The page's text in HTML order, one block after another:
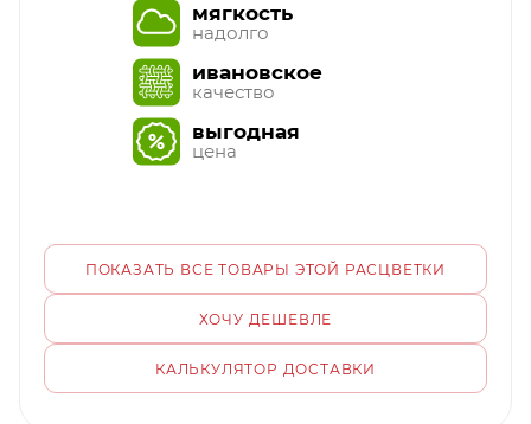
мягкость
надолго
ивановское
качество
выгодная
цена
ПОКАЗАТЬ ВСЕ ТОВАРЫ ЭТОЙ РАСЦВЕТКИ
ХОЧУ ДЕШЕВЛЕ
КАЛЬКУЛЯТОР ДОСТАВКИ